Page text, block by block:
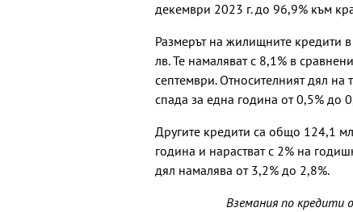
декември 2023 г. до 96,9% към
Размерът на жилищните кредити
лв. Те намаляват с 8,1% в
септември. Относителният дял
спада за една година от 0,5% до
Другите кредити са общо 124,1
година и нарастват с 2% на
дял намалява от 3,2% до 2,8%.
Вземания по